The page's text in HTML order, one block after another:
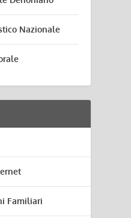
Nazionale
Familiari